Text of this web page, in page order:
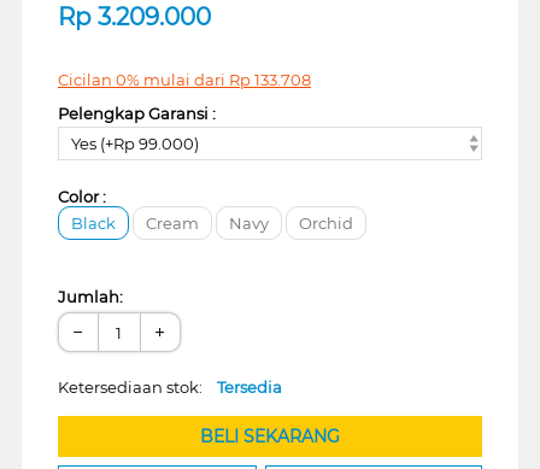
Rp 3.209.000
Cicilan 0% mulai dari Rp133.708
Pelengkap Garansi :
Yes (+Rp 99.000)
Color :
Black
Cream Navy Orchid
Jumlah:
− +
Ketersediaan stok: Tersedia
BELI SEKARANG